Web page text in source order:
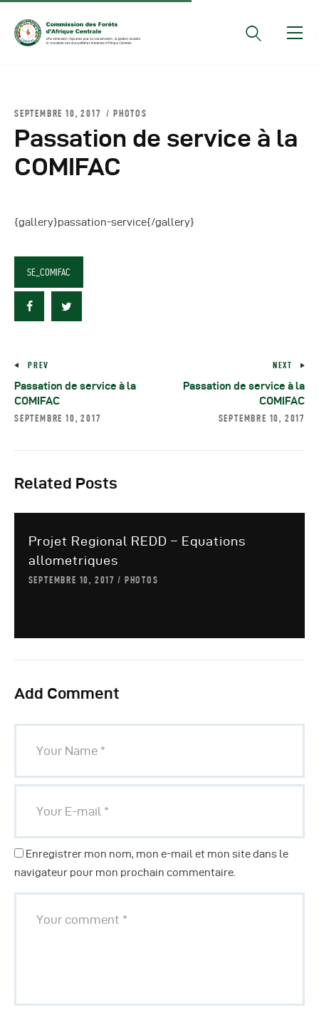
Conseils Des Ministres
Comptes Rendus De
Réunions Sous-
COMIFAC Newsletter
CEFDHAC
Autres Publications
SEPTEMBRE 10, 2017 PHOTOS
Passation de service à la
COMIFAC
{gallery}passation-service{/gallery}
SE_COMIFAC
PREV
Passation de service à la
COMIFAC
SEPTEMBRE 10, 2017
NEXT
Passation de service à la
COMIFAC
SEPTEMBRE 10, 2017
Related Posts
Projet Regional REDD – Equations
allometriques
SEPTEMBRE 10, 2017 PHOTOS
Add Comment
Enregistrer mon nom, mon e-mail et mon site dans le
navigateur pour mon prochain commentaire.